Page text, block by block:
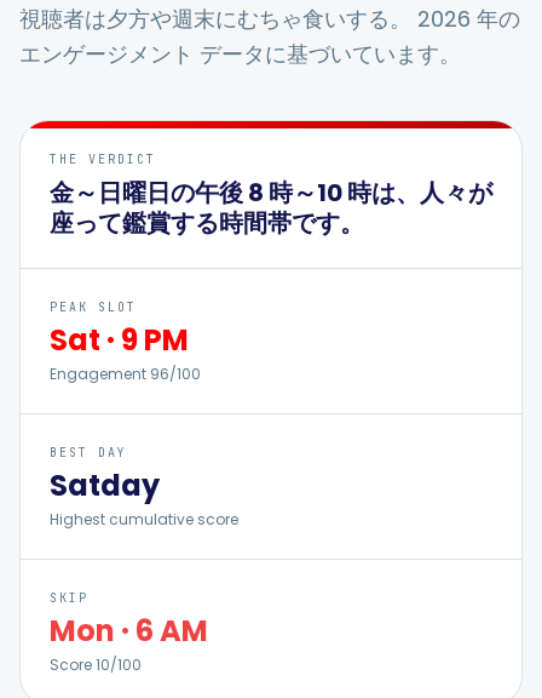
統合
リソース
お問い合わせ
ブログ
私たちについて
スマートなスケジューリング
視聴者は夕方や週末にむちゃ食いする。 2026 年の
エンゲージメント データに基づいています。
THE VERDICT
金～日曜日の午後 8 時～10 時は、人々が
座って鑑賞する時間帯です。
PEAK SLOT
Sat · 9 PM
Engagement 96/100
BEST DAY
Satday
Highest cumulative score
SKIP
Mon · 6 AM
Score10/100